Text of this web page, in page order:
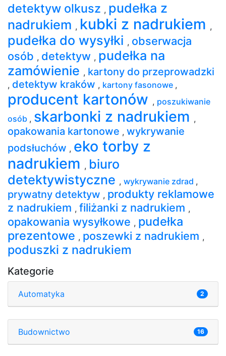
detektyw olkusz , pudełka z
nadrukiem , kubki z nadrukiem ,
pudełka do wysyłki , obserwacja
osób , detektyw , pudełka na
zamówienie , kartony do przeprowadzki
, detektyw kraków , kartony fasonowe ,
producent kartonów , poszukiwanie
osób , skarbonki z nadrukiem ,
opakowania kartonowe , wykrywanie
podsłuchów , eko torby z
nadrukiem , biuro
detektywistyczne , wykrywanie zdrad ,
prywatny detektyw , produkty reklamowe
z nadrukiem , filiżanki z nadrukiem ,
opakowania wysyłkowe , pudełka
prezentowe , poszewki z nadrukiem ,
poduszki z nadrukiem
Kategorie
Automatyka 2
Budownictwo 16